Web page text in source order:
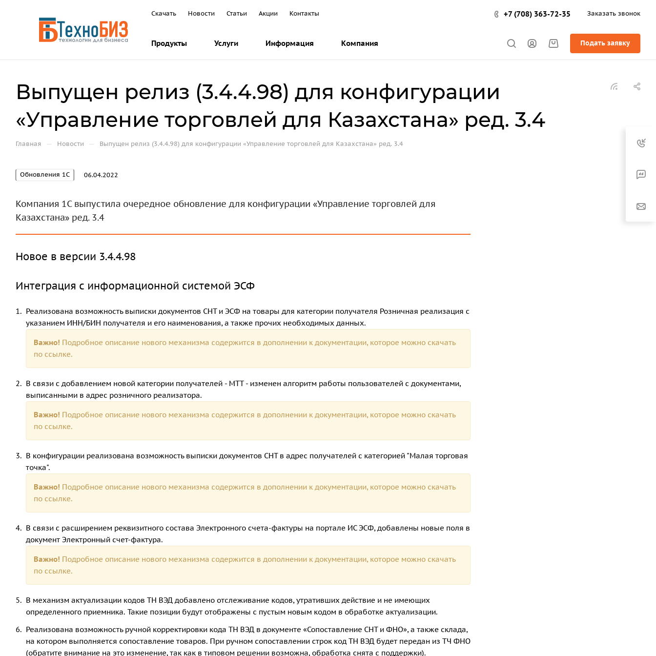
Скачать Новости Статьи Акции Контакты +7 (708) 363-72-35 Заказать звонок
Продукты Услуги Информация Компания Подать заявку
Выпущен релиз (3.4.4.98) для конфигурации
«Управление торговлей для Казахстана» ред. 3.4
Главная — Новости — Выпущен релиз (3.4.4.98) для конфигурации «Управление торговлей для Казахстана» ред. 3.4
Обновления 1С 06.04.2022
Компания 1С выпустила очередное обновление для конфигурации «Управление торговлей для
Казахстана» ред. 3.4
Новое в версии 3.4.4.98
Интеграция с информационной системой ЭСФ
Реализована возможность выписки документов СНТ и ЭСФ на товары для категории получателя Розничная реализация с
указанием ИНН/БИН получателя и его наименования, а также прочих необходимых данных.
Важно! Подробное описание нового механизма содержится в дополнении к документации, которое можно скачать
по ссылке.
В связи с добавлением новой категории получателей - МТТ - изменен алгоритм работы пользователей с документами,
выписанными в адрес розничного реализатора.
Важно! Подробное описание нового механизма содержится в дополнении к документации, которое можно скачать
по ссылке.
В конфигурации реализована возможность выписки документов СНТ в адрес получателей с категорией "Малая торговая
точка".
Важно! Подробное описание нового механизма содержится в дополнении к документации, которое можно скачать
по ссылке.
В связи с расширением реквизитного состава Электронного счета-фактуры на портале ИС ЭСФ, добавлены новые поля в
документ Электронный счет-фактура.
Важно! Подробное описание нового механизма содержится в дополнении к документации, которое можно скачать
по ссылке.
В механизм актуализации кодов ТН ВЭД добавлено отслеживание кодов, утративших действие и не имеющих
определенного приемника. Такие позиции будут отображены с пустым новым кодом в обработке актуализации.
Реализована возможность ручной корректировки кода ТН ВЭД в документе «Сопоставление СНТ и ФНО», а также склада,
на котором выполняется сопоставление товаров. При ручном сопоставлении строк код ТН ВЭД будет передан из ТЧ ФНО
(обратите внимание на это изменение, так как в типовом решении возможна, обработка снята с поддержки).